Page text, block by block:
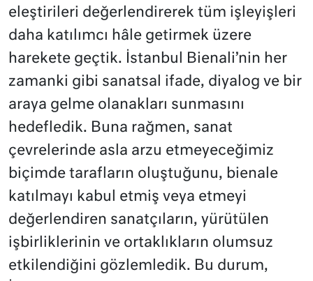
eleştirileri değerlendirerek tüm işleyişleri
daha katılımcı hâle getirmek üzere
harekete geçtik. İstanbul Bienali’nin her
zamanki gibi sanatsal ifade, diyalog ve bir
araya gelme olanakları sunmasını
hedefledik. Buna rağmen, sanat
çevrelerinde asla arzu etmeyeceğimiz
biçimde tarafların oluştuğunu, bienale
katılmayı kabul etmiş veya etmeyi
değerlendiren sanatçıların, yürütülen
işbirliklerinin ve ortaklıkların olumsuz
etkilendiğini gözlemledik. Bu durum,